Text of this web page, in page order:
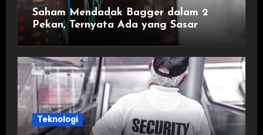
Saham Mendadak Bagger dalam 2
Pekan, Ternyata Ada yang Sasar
Teknologi